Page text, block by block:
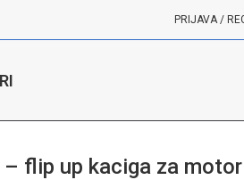
PRIJAVA /
flip up kaciga za motor